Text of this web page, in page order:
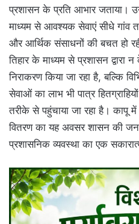
प्रशासन के प्रति आभार जताया।
माध्यम से आवश्यक सेवाएं सीधे
और आर्थिक संसाधनों की बचत हो
तिहार के माध्यम से प्रशासन
निराकरण किया जा रहा है, बल्कि
सेवाओं का लाभ भी पात्र
तरीके से पहुंचाया जा रहा है। कापू में
वितरण का यह अवसर शासन की
प्रशासनिक व्यवस्था का एक